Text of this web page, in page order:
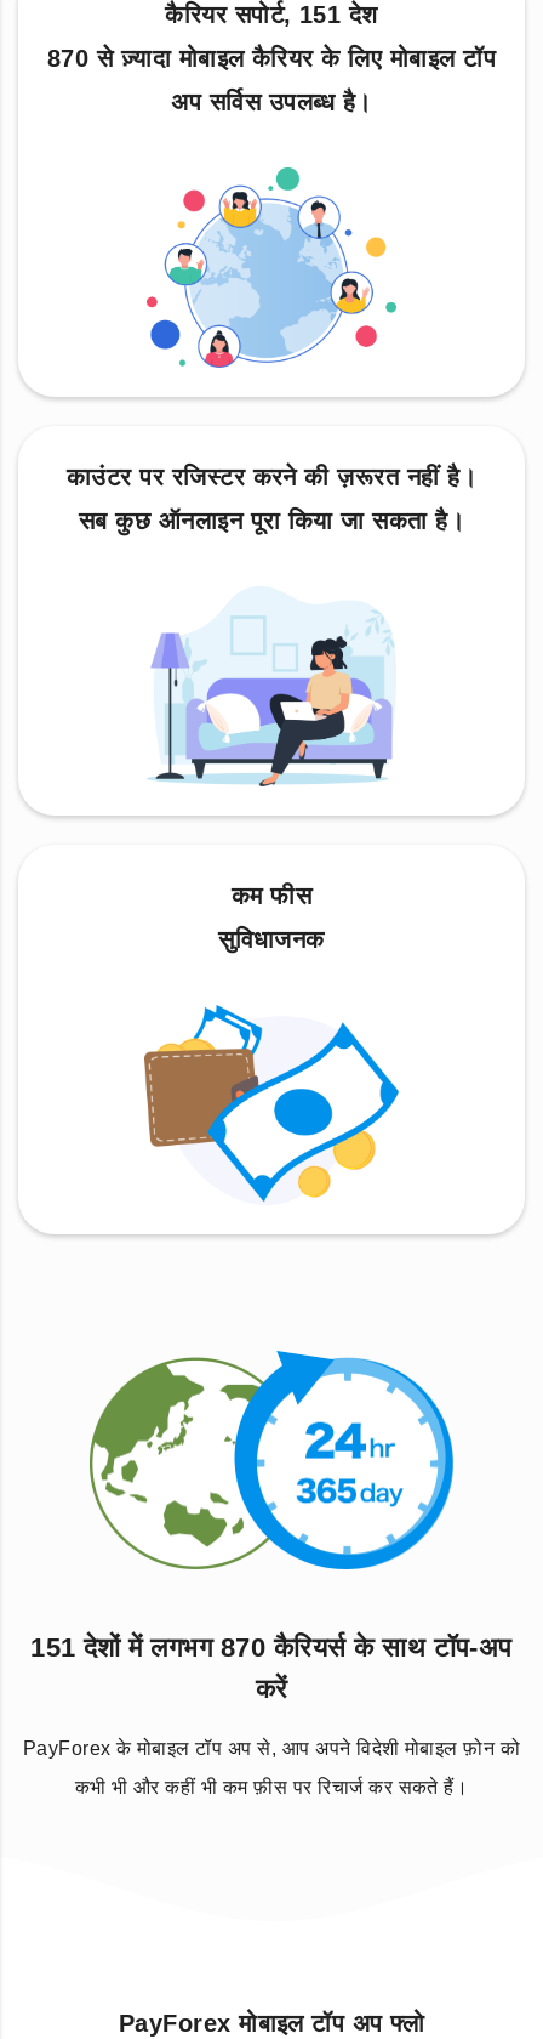
कैरियर सपोर्ट, 151 देश
870 से ज़्यादा मोबाइल कैरियर के लिए मोबाइल टॉप
अप सर्विस उपलब्ध है।
काउंटर पर रजिस्टर करने की ज़रूरत नहीं है।
सब कुछ ऑनलाइन पूरा किया जा सकता है।
कम फीस
सुविधाजनक
151 देशों में लगभग 870 कैरियर्स के साथ टॉप-अप
करें
PayForex के मोबाइल टॉप अप से, आप अपने विदेशी मोबाइल फ़ोन को
कभी भी और कहीं भी कम फ़ीस पर रिचार्ज कर सकते हैं।
PayForex मोबाइल टॉप अप फ्लो